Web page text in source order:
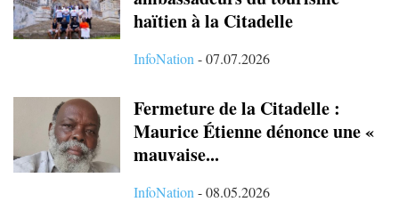
haïtien à la Citadelle
InfoNation -07.07.2026
Fermeture de la Citadelle :
Maurice Étienne dénonce une «
mauvaise...
InfoNation -08.05.2026